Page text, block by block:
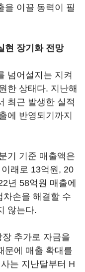
을 이끌 동력이 필
현 장기화 전망
넘어설지는 지켜
한 상태다. 지난해
최근 발생한 실적
에 반영되기까지
기 기준 매출액은
래로 13억원, 20
년 58억원 매출에
차손을 해결할 수
않는다.
추가로 자금을
문에 매출 확대를
는 지난달부터 H